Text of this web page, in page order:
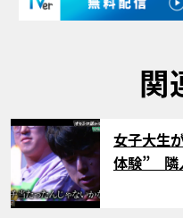
関
サムネイル
女子大生
体験” 隣